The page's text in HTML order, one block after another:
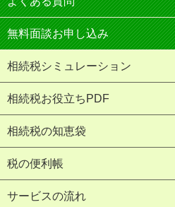
無料面談お申し込み
相続税シミュレーション
相続税お役立ちPDF
相続税の知恵袋
税の便利帳
サービスの流れ